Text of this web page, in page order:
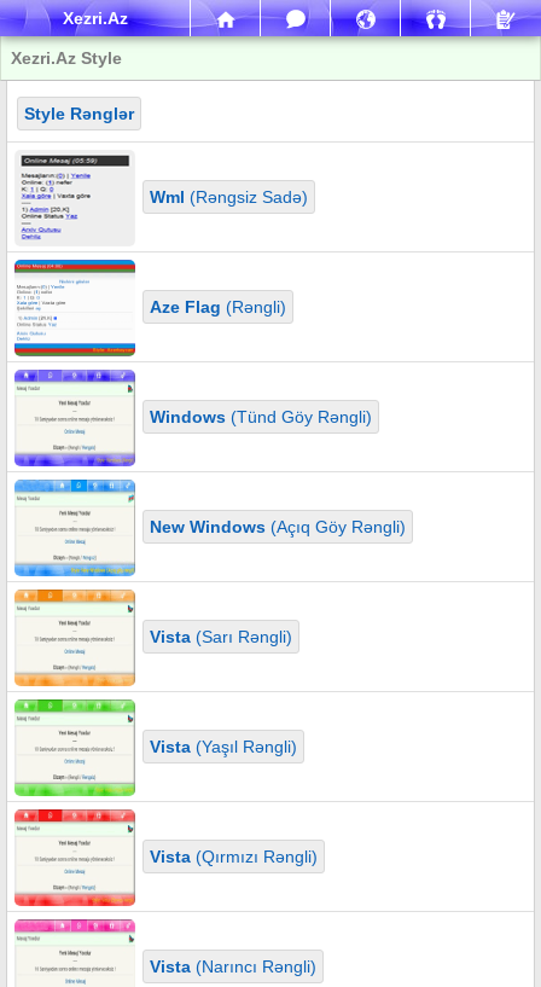
Xezri.Az
Xezri.Az Style
Style Rənglər
Wml (Rəngsiz Sadə)
Aze Flag (Rəngli)
Windows(Tünd Göy Rəngli)
New Windows(Açıq Göy Rəngli)
Vista(Sarı Rəngli)
Vista(Yaşıl Rəngli)
Vista(Qırmızı Rəngli)
Vista(Narıncı Rəngli)